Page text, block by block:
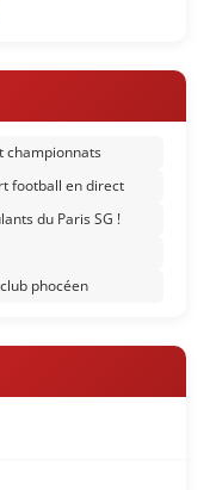
championnats
football en direct
du Paris SG !
phocéen